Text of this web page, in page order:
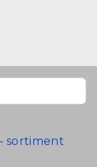
sortiment